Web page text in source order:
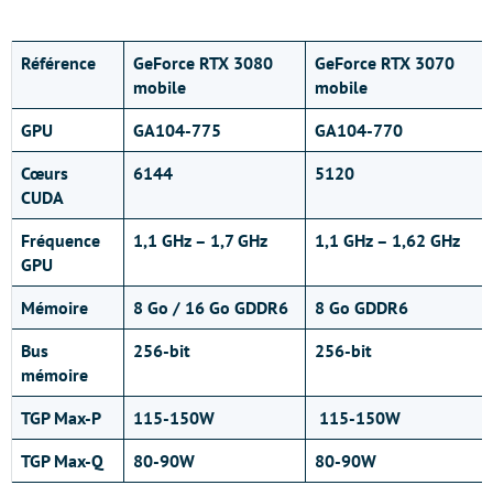
Référence
GeForce RTX 3080
mobile
GeForce RTX 3070
mobile
GPU
GA104-775
GA104-770
Cœurs
CUDA
6144 5120
Fréquence
GPU
1,1 GHz – 1,7 GHz 1,1 GHz – 1,62 GHz
Mémoire 8 Go / 16 Go GDDR6
8 Go GDDR6
Bus
mémoire
256-bit 256-bit
TGP Max-P 115-150W
115-150W
TGP Max-Q
80-90W 80-90W